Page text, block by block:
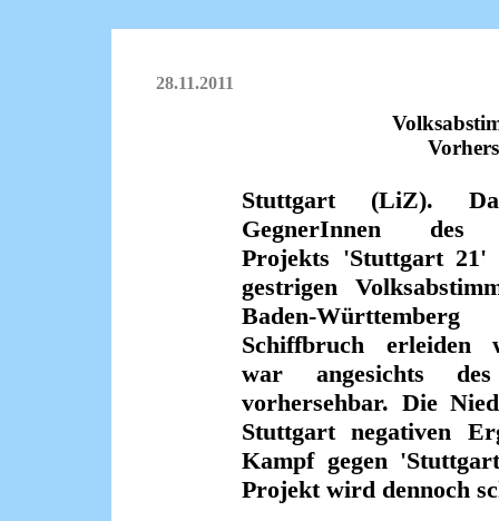
28.11.2011
Stuttgart (LiZ).
GegnerInnen des
Projekts 'Stuttgart 21'
gestrigen
Baden-Württemberg
Schiffbruch erleiden
war angesichts des
vorhersehbar. Die
Stuttgart negativen
Kampf gegen
Projekt wird dennoch